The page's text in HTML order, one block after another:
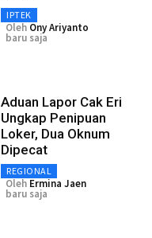
IPTEK
Oleh Ony Ariyanto
baru saja
Aduan Lapor Cak Eri
Ungkap Penipuan
Loker, Dua Oknum
Dipecat
REGIONAL
Oleh Ermina Jaen
baru saja